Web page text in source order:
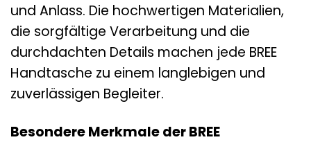
und Anlass. Die hochwertigen Materialien,
die sorgfältige Verarbeitung und die
durchdachten Details machen jede BREE
Handtasche zu einem langlebigen und
zuverlässigen Begleiter.
Besondere Merkmale der BREE